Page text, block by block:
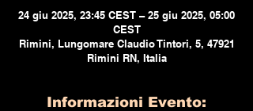
24 giu 2025, 23:45 CEST – 25 giu 2025, 05:00
CEST
Rimini, Lungomare Claudio Tintori, 5, 47921
Rimini RN, Italia
Informazioni Evento: